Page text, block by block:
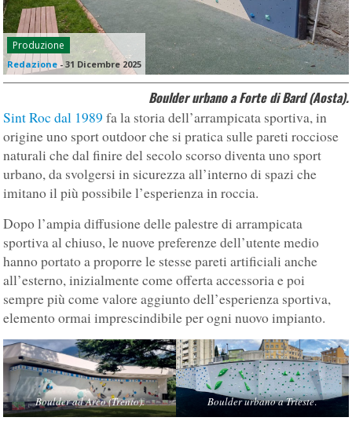
Produzione
Redazione -31 Dicembre 2025
Boulder urbano a Forte di Bard (Aosta).
Sint Roc dal 1989 fa la storia dell’arrampicata sportiva, in
origine uno sport outdoor che si pratica sulle pareti rocciose
naturali che dal finire del secolo scorso diventa uno sport
urbano, da svolgersi in sicurezza all’interno di spazi che
imitano il più possibile l’esperienza in roccia.
Dopo l’ampia diffusione delle palestre di arrampicata
sportiva al chiuso, le nuove preferenze dell’utente medio
hanno portato a proporre le stesse pareti artificiali anche
all’esterno, inizialmente come offerta accessoria e poi
sempre più come valore aggiunto dell’esperienza sportiva,
elemento ormai imprescindibile per ogni nuovo impianto.
Boulder ad Arco (Trento). Boulder urbano a Trieste.